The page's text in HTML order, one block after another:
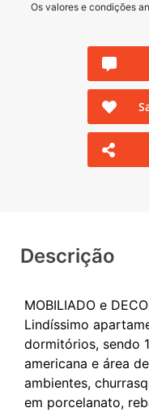
Os valores e condições
Descrição
MOBILIADO e
Lindíssimo
dormitórios, sendo
americana e área
ambientes,
em porcelanato,